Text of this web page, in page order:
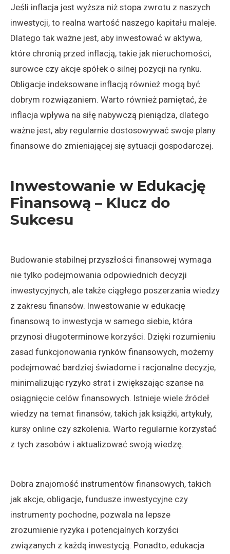
Jeśli inflacja jest wyższa niż stopa zwrotu z naszych
inwestycji, to realna wartość naszego kapitału maleje.
Dlatego tak ważne jest, aby inwestować w aktywa,
które chronią przed inflacją, takie jak nieruchomości,
surowce czy akcje spółek o silnej pozycji na rynku.
Obligacje indeksowane inflacją również mogą być
dobrym rozwiązaniem. Warto również pamiętać, że
inflacja wpływa na siłę nabywczą pieniądza, dlatego
ważne jest, aby regularnie dostosowywać swoje plany
finansowe do zmieniającej się sytuacji gospodarczej.
Inwestowanie w Edukację
Finansową – Klucz do
Sukcesu
Budowanie stabilnej przyszłości finansowej wymaga
nie tylko podejmowania odpowiednich decyzji
inwestycyjnych, ale także ciągłego poszerzania wiedzy
z zakresu finansów. Inwestowanie w edukację
finansową to inwestycja w samego siebie, która
przynosi długoterminowe korzyści. Dzięki rozumieniu
zasad funkcjonowania rynków finansowych, możemy
podejmować bardziej świadome i racjonalne decyzje,
minimalizując ryzyko strat i zwiększając szanse na
osiągnięcie celów finansowych. Istnieje wiele źródeł
wiedzy na temat finansów, takich jak książki, artykuły,
kursy online czy szkolenia. Warto regularnie korzystać
z tych zasobów i aktualizować swoją wiedzę.
Dobra znajomość instrumentów finansowych, takich
jak akcje, obligacje, fundusze inwestycyjne czy
instrumenty pochodne, pozwala na lepsze
zrozumienie ryzyka i potencjalnych korzyści
związanych z każdą inwestycją. Ponadto, edukacja